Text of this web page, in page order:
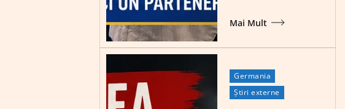
Mai Mult
Germania
Știri externe